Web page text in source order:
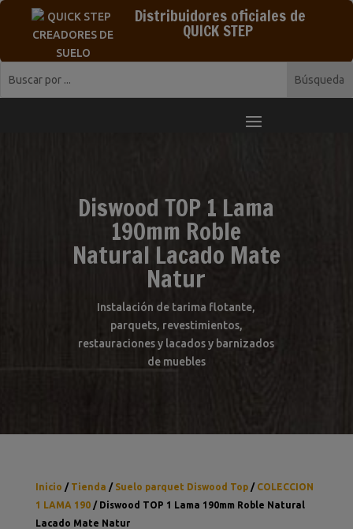
Distribuidores oficiales de
QUICK STEP
Diswood TOP 1 Lama
190mm Roble
Natural Lacado Mate
Natur
Instalación de tarima flotante,
parquets, revestimientos,
restauraciones y lacados y barnizados
de muebles
Inicio / Tienda / Suelo parquet Diswood Top/ COLECCION
1 LAMA 190/ Diswood TOP 1 Lama 190mm Roble Natural
Lacado Mate Natur